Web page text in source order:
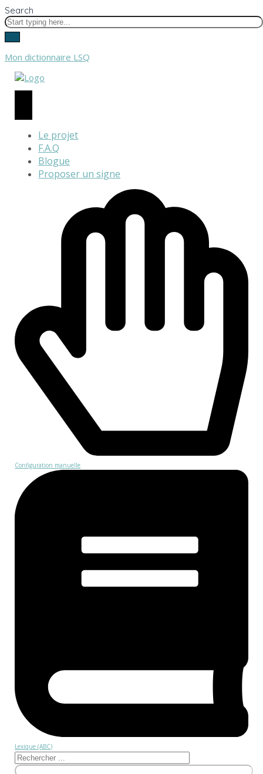
Search
Mon dictionnaire LSQ
Le projet
F.A.Q
Blogue
Proposer un signe
Configuration manuelle
Lexique (ABC)